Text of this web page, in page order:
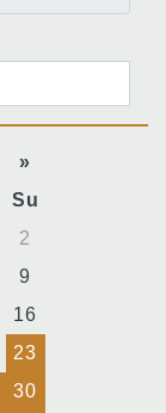
»
Su
2
9
16
23
30